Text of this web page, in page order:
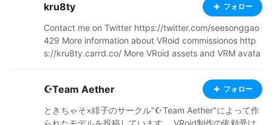
kru8ty フォロー
Contact me on Twitter https://twitter.com/seesonggao
429 More information about VRoid commissionos http
s://kru8ty.carrd.co/ More VRoid assets and VRM avata
☪Team Aether フォロー
ときちゃそ×緋子のサークル"☪Team Aether"によって作
られたモデルを投稿しています。 VRoid制作の依頼受け